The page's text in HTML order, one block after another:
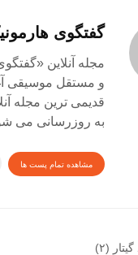
گفتگوی
و مستقل موسیقی
قدیمی ترین مجله
به روزرسانی می
مشاهده تمام پست ها
(۲)